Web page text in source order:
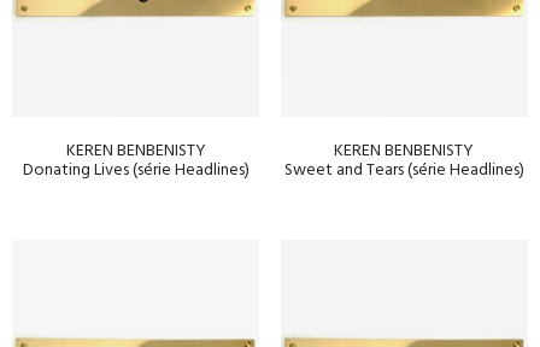
KEREN BENBENISTY
Donating Lives (série Headlines)
KEREN BENBENISTY
Sweet and Tears (série Headlines)